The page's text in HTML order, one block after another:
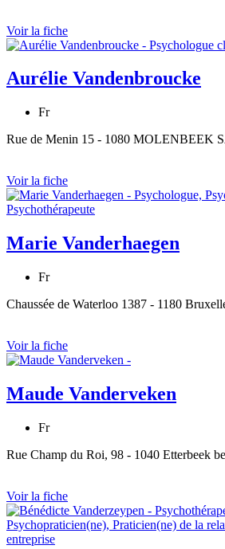
Voir la fiche
Aurélie Vandenbroucke
Fr
Rue de Menin 15 - 1080 MOLENBEEK
Voir la fiche
Marie Vanderhaegen
Fr
Chaussée de Waterloo 1387 - 1180
Voir la fiche
Maude Vanderveken
Fr
Rue Champ du Roi, 98 - 1040 Etterbeek be
Voir la fiche